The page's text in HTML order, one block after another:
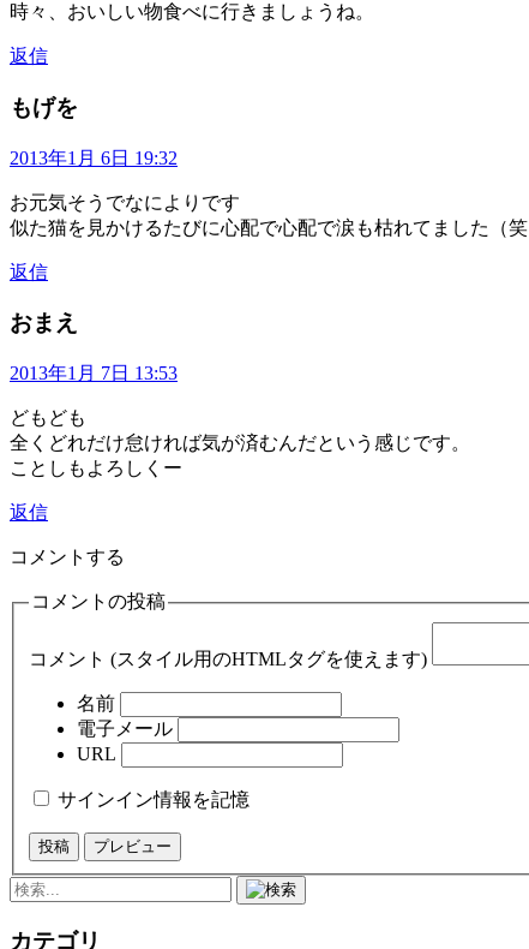
時々、おいしい物食べに行きましょうね。
返信
もげを
2013年1月 6日 19:32
お元気そうでなによりです
似た猫を見かけるたびに心配で心配で涙も枯れてました（笑
返信
おまえ
2013年1月 7日 13:53
どもども
全くどれだけ怠ければ気が済むんだという感じです。
ことしもよろしくー
返信
コメントする
コメントの投稿
コメント (スタイル用のHTMLタグを使えます)
名前
電子メール
URL
サインイン情報を記憶
カテゴリ